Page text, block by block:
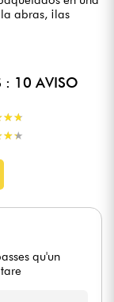
abras, ¡las
: 10 AVISO
★★
★★
★★
★★
qu'un